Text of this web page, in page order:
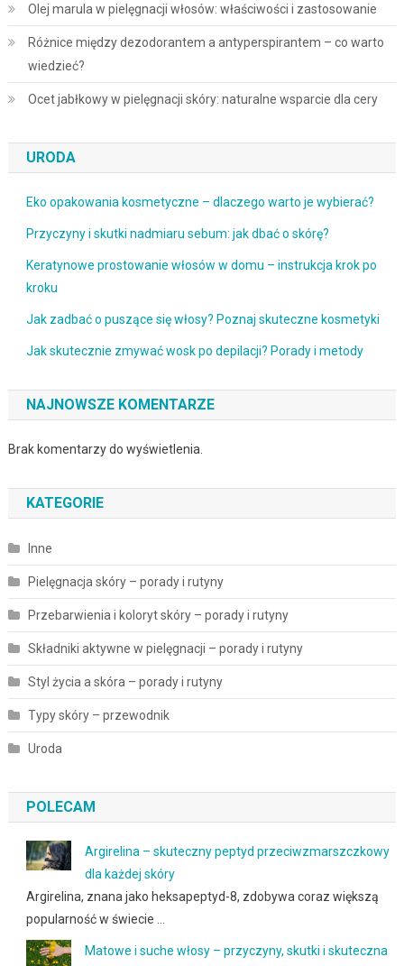
Olej marula w pielęgnacji włosów: właściwości i zastosowanie
Różnice między dezodorantem a antyperspirantem – co warto
wiedzieć?
Ocet jabłkowy w pielęgnacji skóry: naturalne wsparcie dla cery
URODA
Eko opakowania kosmetyczne – dlaczego warto je wybierać?
Przyczyny i skutki nadmiaru sebum: jak dbać o skórę?
Keratynowe prostowanie włosów w domu – instrukcja krok po
kroku
Jak zadbać o puszące się włosy? Poznaj skuteczne kosmetyki
Jak skutecznie zmywać wosk po depilacji? Porady i metody
NAJNOWSZE KOMENTARZE
Brak komentarzy do wyświetlenia.
KATEGORIE
Inne
Pielęgnacja skóry – porady i rutyny
Przebarwienia i koloryt skóry – porady i rutyny
Składniki aktywne w pielęgnacji – porady i rutyny
Styl życia a skóra – porady i rutyny
Typy skóry – przewodnik
Uroda
POLECAM
Argirelina – skuteczny peptyd przeciwzmarszczkowy
dla każdej skóry
Argirelina, znana jako heksapeptyd-8, zdobywa coraz większą
popularność w świecie …
Matowe i suche włosy – przyczyny, skutki i skuteczna